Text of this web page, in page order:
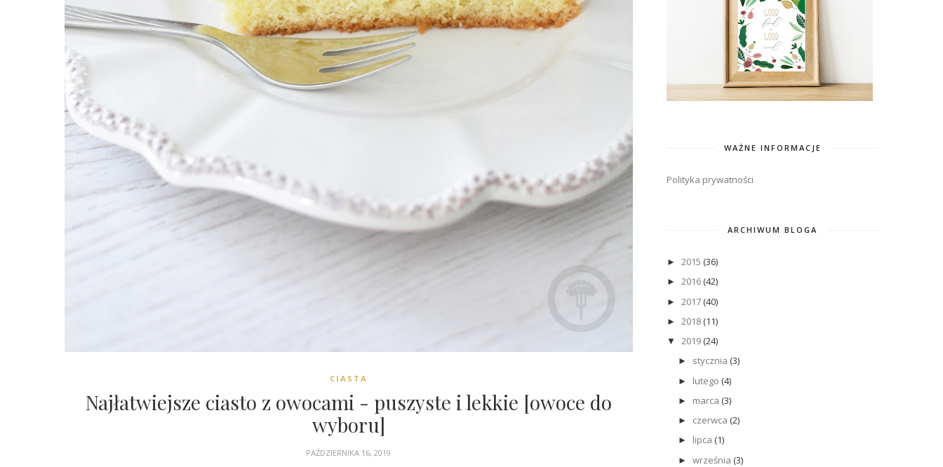
CIASTA
Najłatwiejsze ciasto z owocami - puszyste i lekkie [owoce do
wyboru]
PAŹDZIERNIKA 16, 2019
WAŻNE INFORMACJE
Polityka prywatności
ARCHIWUM BLOGA
►2015 (36)
►2016 (42)
►2017 (40)
►2018 (11)
▼2019 (24)
► stycznia (3)
► lutego (4)
► marca (3)
► czerwca (2)
► lipca (1)
► września (3)